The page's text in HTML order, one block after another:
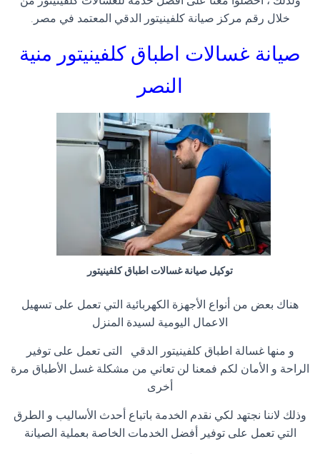
خلال رقم مركز صيانة كلفينيتور الدقي المعتمد في مصر .
صيانة غسالات اطباق كلفينيتور منية
النصر
توكيل صيانة غسالات اطباق كلفينيتور
هناك بعض من أنواع الأجهزة الكهربائية التي تعمل على تسهيل
الاعمال اليومية لسيدة المنزل
و منها غسالة اطباق كلفينيتور الدقي التى تعمل على توفير
الراحة و الأمان لكم فمعنا لن تعاني من مشكلة غسل الأطباق مرة
أخرى
وذلك لاننا نجتهد لكي نقدم الخدمة باتباع أحدث الأساليب و الطرق
التي تعمل على توفير أفضل الخدمات الخاصة بعملية الصيانة